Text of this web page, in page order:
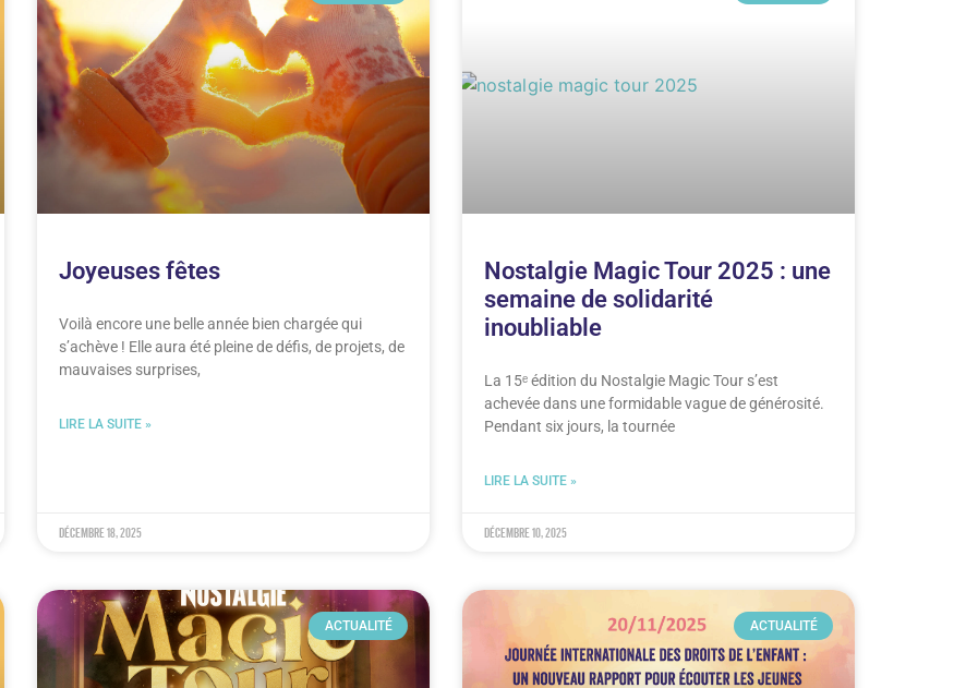
Joyeuses fêtes
Voilà encore une belle année bien chargée qui
s’achève ! Elle aura été pleine de défis, de projets, de
mauvaises surprises,
LIRE LA SUITE »
décembre 18, 2025
Nostalgie Magic Tour 2025 : une
semaine de solidarité
inoubliable
La 15ᵉ édition du Nostalgie Magic Tour s’est
achevée dans une formidable vague de générosité.
Pendant six jours, la tournée
LIRE LA SUITE »
décembre 10, 2025
ACTUALITÉ ACTUALITÉ